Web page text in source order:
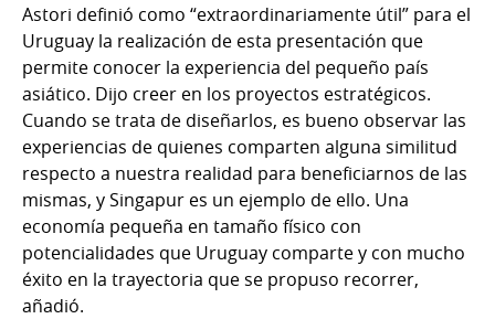
Astori definió como “extraordinariamente útil” para el
Uruguay la realización de esta presentación que
permite conocer la experiencia del pequeño país
asiático. Dijo creer en los proyectos estratégicos.
Cuando se trata de diseñarlos, es bueno observar las
experiencias de quienes comparten alguna similitud
respecto a nuestra realidad para beneficiarnos de las
mismas, y Singapur es un ejemplo de ello. Una
economía pequeña en tamaño físico con
potencialidades que Uruguay comparte y con mucho
éxito en la trayectoria que se propuso recorrer,
añadió.